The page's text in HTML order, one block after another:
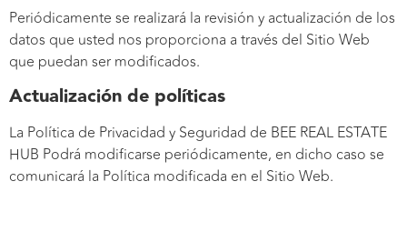
Periódicamente se realizará la revisión y actualización de los
datos que usted nos proporciona a través del Sitio Web
que puedan ser modificados.
Actualización de políticas
La Política de Privacidad y Seguridad de BEE REAL ESTATE
HUB Podrá modificarse periódicamente, en dicho caso se
comunicará la Política modificada en el Sitio Web.